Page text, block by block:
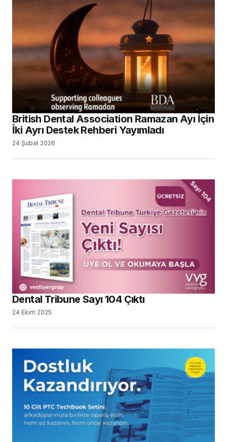
British Dental Association Ramazan Ayı İçin
İki Ayrı Destek Rehberi Yayımladı
24 Şubat 2026
Dental Tribune Sayı 104 Çıktı
24 Ekim 2025